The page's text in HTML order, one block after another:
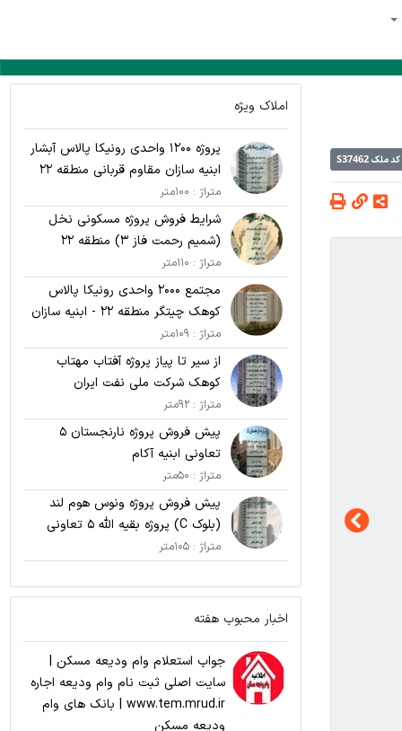
کد ملکS37462
املاک ویژه
پروژه 1200 واحدی رونیکا پالاس آبشار
ابنیه سازان مقاوم قربانی منطقه 22
متراژ : 100متر
شرایط فروش پروژه مسکونی نخل
(شمیم رحمت فاز 3) منطقه 22
متراژ : 110متر
مجتمع 2000 واحدی رونیکا پالاس
کوهک چیتگر منطقه 22 - ابنیه سازان
مقاوم قربانی
متراژ : 109متر
از سیر تا پیاز پروژه آفتاب مهتاب
کوهک شرکت ملی نفت ایران
متراژ : 92متر
پیش فروش پروژه نارنجستان 5
تعاونی ابنیه آکام
متراژ : 50متر
پیش فروش پروژه ونوس هوم لند
(بلوک C) پروژه بقیه الله 5 تعاونی
نامی اریکه پارسیان
متراژ : 105متر
اخبار محبوب هفته
جواب استعلام وام ودیعه مسکن |
سایت اصلی ثبت نام وام ودیعه اجاره
www.tem.mrud.ir | بانک های وام
ودیعه مسکن